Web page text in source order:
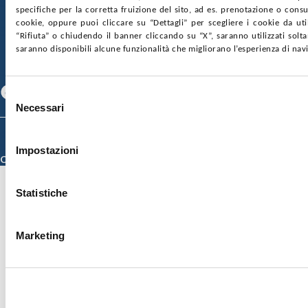
specifiche per la corretta fruizione del sito, ad es. prenotazione o
cookie, oppure puoi cliccare su “Dettagli” per scegliere i cookie da
“Rifiuta” o chiudendo il banner cliccando su “X”, saranno utilizzati
saranno disponibili alcune funzionalità che migliorano l’esperienza di
Selezione
delNecessari
Impostazioni
Statistiche
Marketing
GARE E CONTRATTIPRIVACYCOOKIE POLICY
SOSTIENICIMAPPA DEL SITOACCESSIBILITÀ
CONTATTI
Specializzazione)
Credits